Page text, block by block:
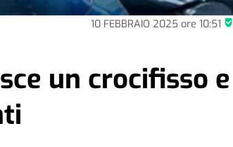
10 FEBBRAIO 2025ore 10:51
un crocifisso e